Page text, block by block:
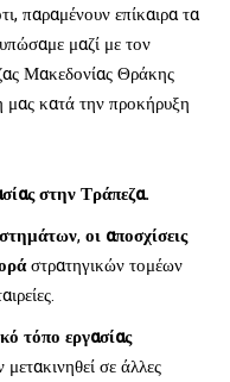
παραμένουν επίκαιρα τα
μαζί με τον
Μακεδονίας Θράκης
κατά την προκήρυξη
στην Τράπεζα.
,οι αποσχίσεις
στρατηγικών τομέων
τόπο εργασίας
σε άλλες